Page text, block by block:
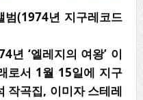
범(1974년 지구레코드
년 ‘엘레지의 여왕’ 이
로서 1월 15일에 지구
작곡집, 이미자 스테레